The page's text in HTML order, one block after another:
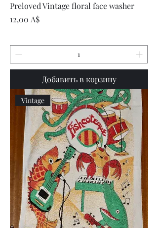
Preloved Vintage floral face washer
Цена
12,00 A$
Добавить в корзину
Vintage